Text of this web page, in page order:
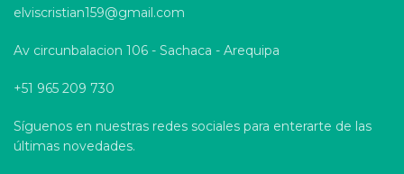
elviscristian159@gmail.com
Av circunbalacion 106 - Sachaca - Arequipa
+51 965 209 730
Síguenos en nuestras redes sociales para enterarte de las
últimas novedades.